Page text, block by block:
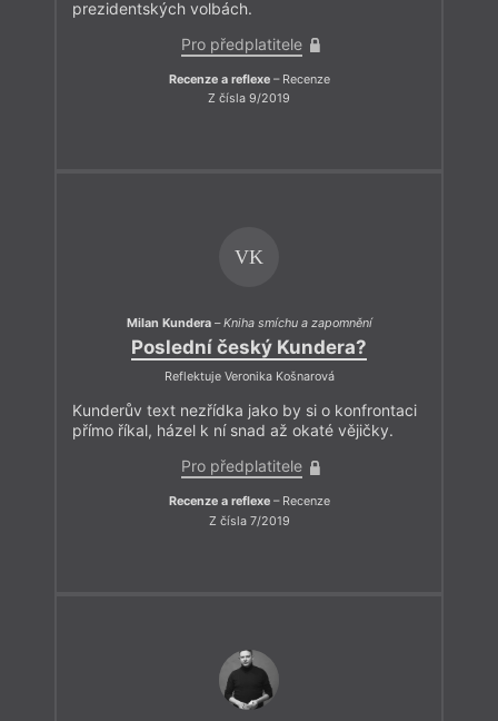
prezidentských volbách.
Pro předplatitele
Recenze a reflexe– Recenze
Z čísla 9/2019
VK
Milan Kundera–Kniha smíchu a zapomnění
Poslední český Kundera?
Reflektuje Veronika Košnarová
Kunderův text nezřídka jako by si o konfrontaci
přímo říkal, házel k ní snad až okaté vějičky.
Pro předplatitele
Recenze a reflexe– Recenze
Z čísla 7/2019